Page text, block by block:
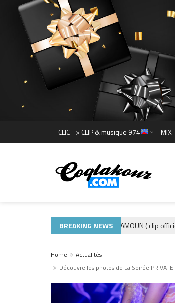
CLIC –> CLIP & musique 974 MIX-
BREAKING NEWS
ADE440 – GRAMOUN ( clip officiel )
Home
Actualités
Découvre les photos de La Soirée